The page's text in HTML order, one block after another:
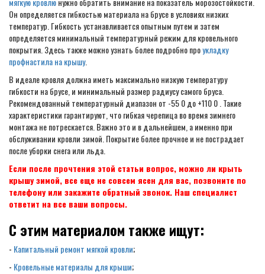
Он определяется гибкостью материала на брусе в условиях низких
температур. Гибкость устанавливается опытным путем и затем
определяется минимальный температурный режим для кровельного
покрытия. Здесь также можно узнать более подробно проукладку
профнастила на крышу.
В идеале кровля должна иметь максимально низкую температуру
гибкости на брусе, и минимальный размер радиусу самого бруса.
Рекомендованный температурный диапазон от -55 0 до +110 0 . Такие
характеристики гарантируют, что гибкая черепица во время зимнего
монтажа не потрескается. Важно это и в дальнейшем, а именно при
обслуживании кровли зимой. Покрытие более прочное и не пострадает
после уборки снега или льда.
Если после прочтения этой статьи вопрос, можно ли крыть
крышу зимой, все еще не совсем ясен для вас, позвоните по
телефону или закажите обратный звонок. Наш специалист
ответит на все ваши вопросы.
С этим материалом также ищут:
- Капитальный ремонт мягкой кровли;
- Кровельные материалы для крыши;